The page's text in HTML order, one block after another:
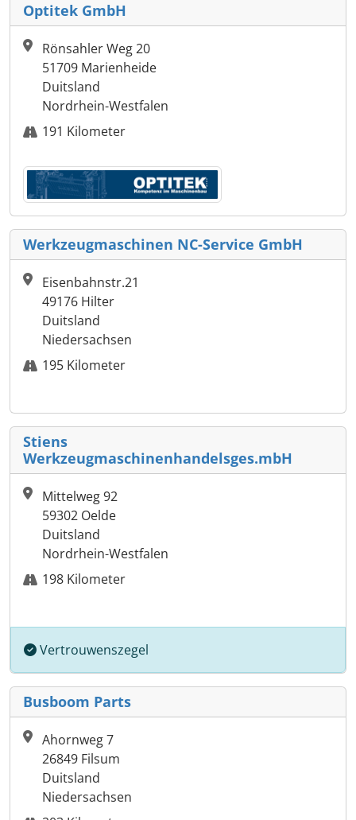
Optitek GmbH
Rönsahler Weg 20
51709 Marienheide
Duitsland
Nordrhein-Westfalen
191 Kilometer
Werkzeugmaschinen NC-Service GmbH
Eisenbahnstr.21
49176 Hilter
Duitsland
Niedersachsen
195 Kilometer
Stiens
Werkzeugmaschinenhandelsges.mbH
Mittelweg 92
59302 Oelde
Duitsland
Nordrhein-Westfalen
198 Kilometer
Vertrouwenszegel
Busboom Parts
Ahornweg 7
26849 Filsum
Duitsland
Niedersachsen